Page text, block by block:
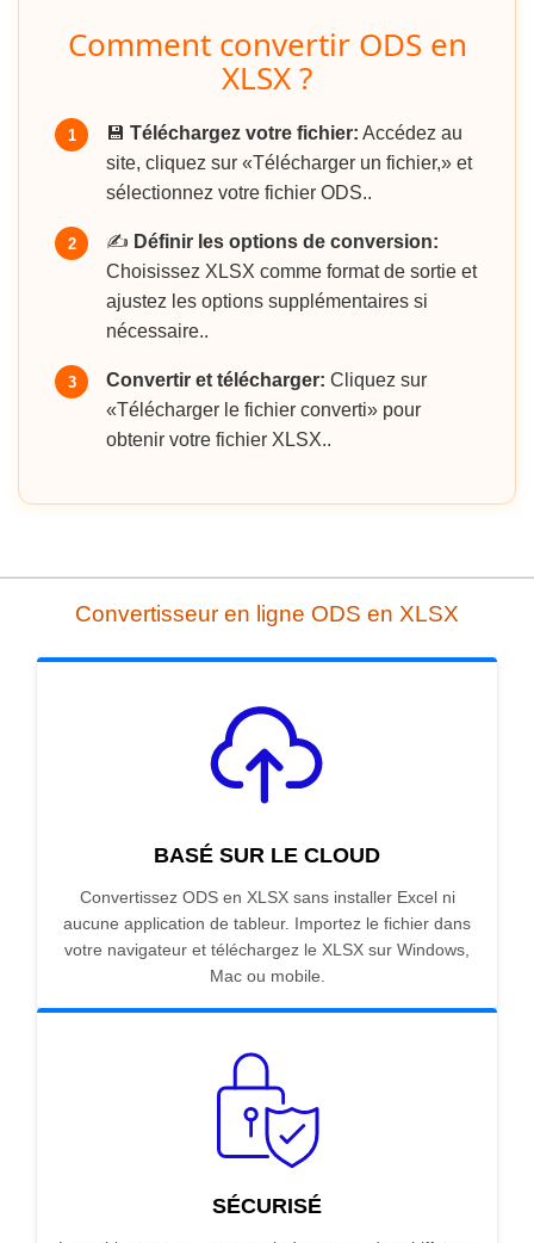
Comment convertir ODS en
XLSX ?
1 💾 Téléchargez votre fichier: Accédez au
site, cliquez sur «Télécharger un fichier,» et
sélectionnez votre fichier ODS..
2 ✍️ Définir les options de conversion:
Choisissez XLSX comme format de sortie et
ajustez les options supplémentaires si
nécessaire..
3 Convertir et télécharger: Cliquez sur
«Télécharger le fichier converti» pour
obtenir votre fichier XLSX..
Convertisseur en ligne ODS en XLSX
BASÉ SUR LE CLOUD
Convertissez ODS en XLSX sans installer Excel ni
aucune application de tableur. Importez le fichier dans
votre navigateur et téléchargez le XLSX sur Windows,
Mac ou mobile.
SÉCURISÉ